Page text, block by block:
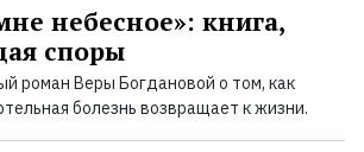
небесное»: книга,
споры
роман Веры Богдановой о том, как
болезнь возвращает к жизни.